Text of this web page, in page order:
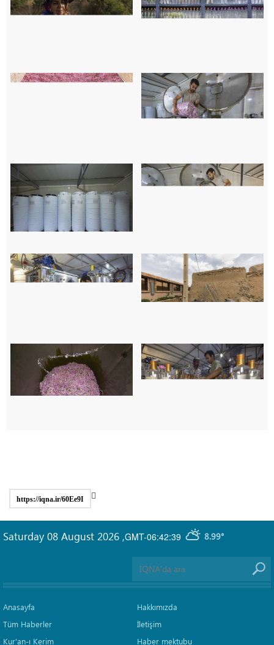
https://iqna.ir/60Ee9I
GMT-06:42:39 8.99°
Saturday 08 August 2026 ,
Anasayfa
Tüm Haberler
Kur'an-ı Kerim
Hakkımızda
İletişim
Haber mektubu